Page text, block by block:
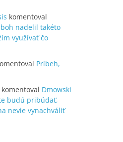
komentoval
nadelil takéto
využívať čo
Príbeh,
komentoval Dmowski
budú pribúdať,
nevie vynachváliť